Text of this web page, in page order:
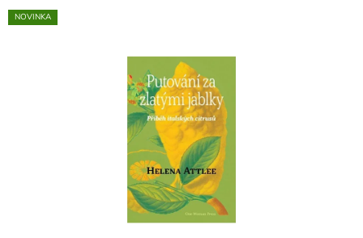
hodnocení
NOVINKA